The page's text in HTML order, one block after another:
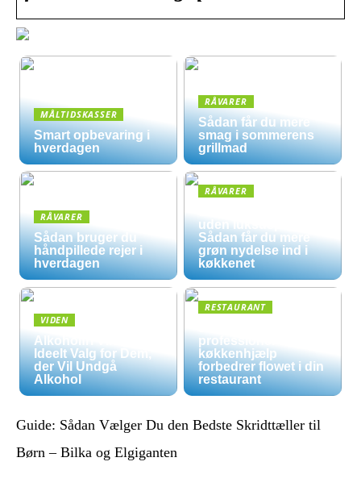
MÅLTIDSKASSER
Smart opbevaring i
hverdagen
RÅVARER
Sådan får du mere
smag i sommerens
grillmad
RÅVARER
Sådan bruger du
håndpillede rejer i
hverdagen
RÅVARER
uden luksuspriser:
Sådan får du mere
grøn nydelse ind i
køkkenet
VIDEN
Alkoholfri Vine: Et
Ideelt Valg for Dem,
der Vil Undgå
Alkohol
RESTAURANT
professionel
køkkenhjælp
forbedrer flowet i din
restaurant
Guide: Sådan Vælger Du den Bedste Skridttæller til
Børn – Bilka og Elgiganten